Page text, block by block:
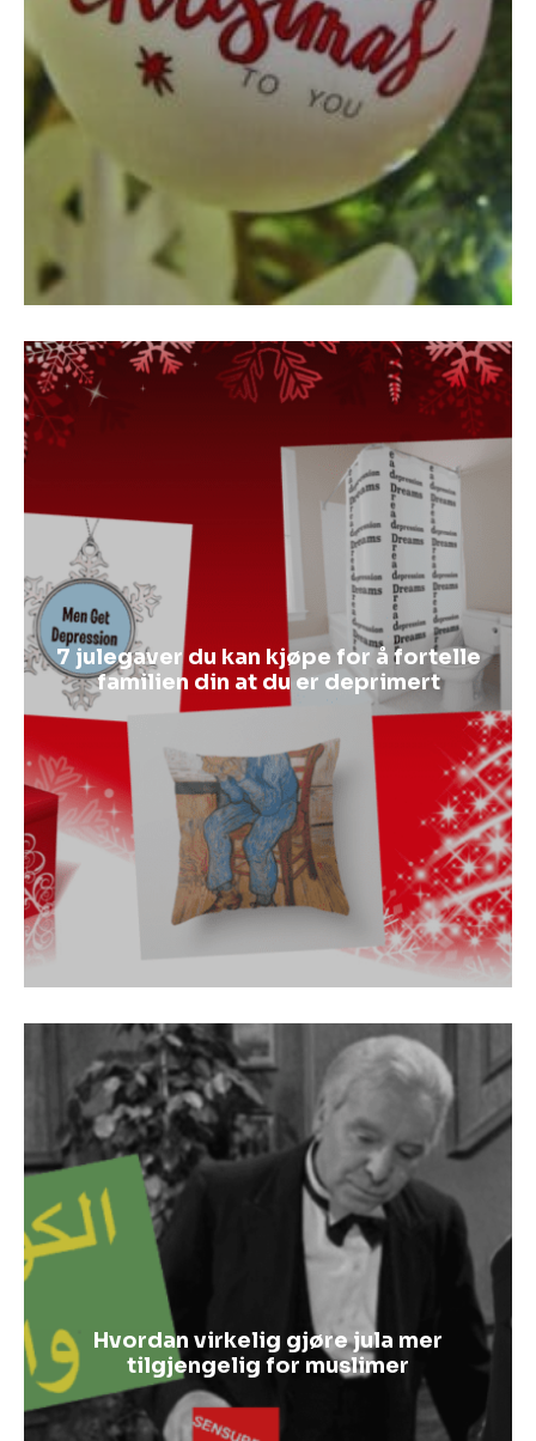
7 julegaver du kan kjøpe for å fortelle
familien din at du er deprimert
Hvordan virkelig gjøre jula mer
tilgjengelig for muslimer